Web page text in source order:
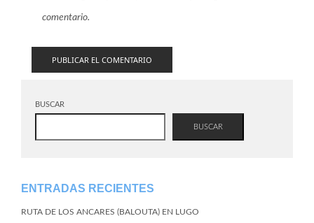
comentario.
BUSCAR
BUSCAR
ENTRADAS RECIENTES
RUTA DE LOS ANCARES (BALOUTA) EN LUGO